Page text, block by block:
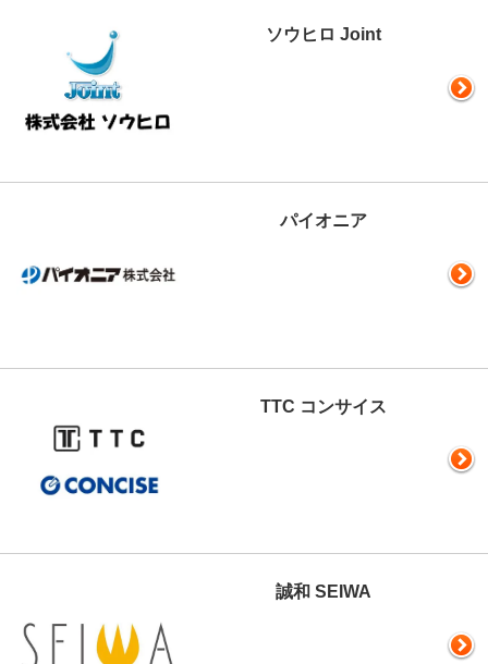
ソウヒロ Joint
パイオニア
TTC コンサイス
誠和 SEIWA